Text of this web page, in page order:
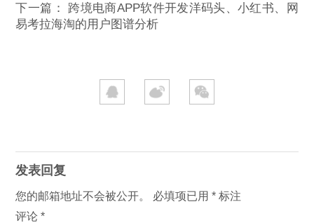
下一篇： 跨境电商APP软件开发洋码头、小红书、网
易考拉海淘的用户图谱分析
发表回复
您的邮箱地址不会被公开。 必填项已用* 标注
评论*